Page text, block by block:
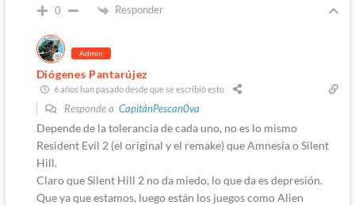
0 Responder
Admin
Diógenes Pantarújez
6 años han pasado desde que se escribió esto
Responde a CapitánPescan0va
Depende de la tolerancia de cada uno, no es lo mismo
Resident Evil 2 (el original y el remake) que Amnesia o Silent
Hill.
Claro que Silent Hill 2 no da miedo, lo que da es depresión.
Que ya que estamos, luego están los juegos como Alien